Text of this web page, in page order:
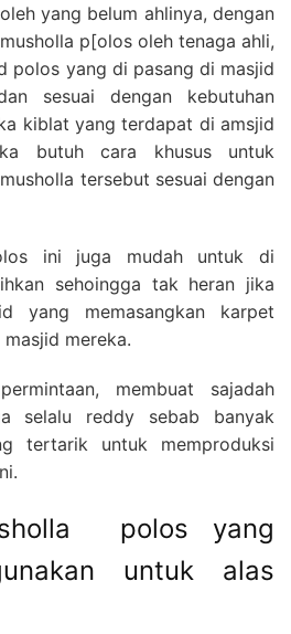
yang belum ahlinya, dengan
p[olos oleh tenaga ahli,
polos yang di pasang di masjid
sesuai dengan kebutuhan
kiblat yang terdapat di amsjid
butuh cara khusus untuk
tersebut sesuai dengan
ini juga mudah untuk di
sehoingga tak heran jika
yang memasangkan karpet
mereka.
membuat sajadah
selalu reddy sebab banyak
tertarik untuk memproduksi
polos yang
untuk alas